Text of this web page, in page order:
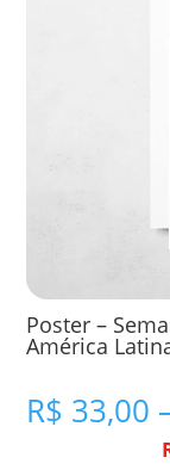
Poster –
América
R$ 33,00